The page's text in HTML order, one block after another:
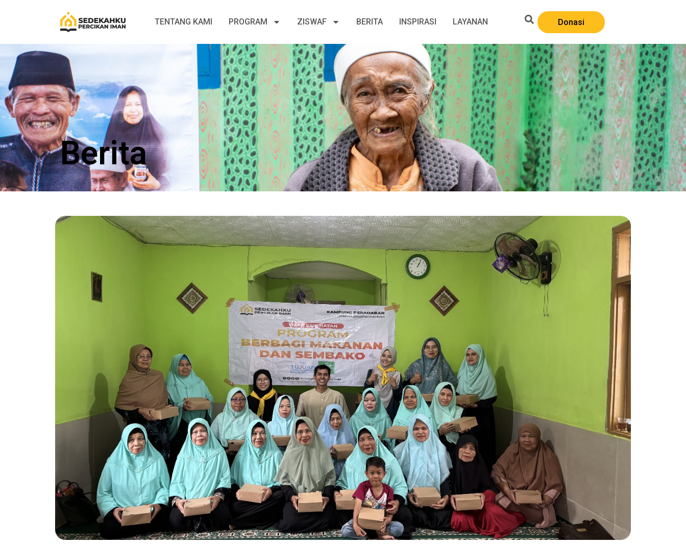
TENTANG KAMI PROGRAM ZISWAF BERITA INSPIRASI LAYANAN Donasi
Berita​